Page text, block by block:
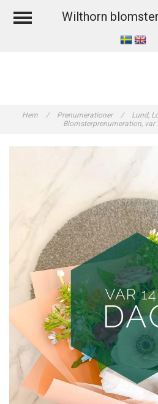
Wilthorn
Hem / Prenumerationer / Lund,
Blomsterprenumeration, var